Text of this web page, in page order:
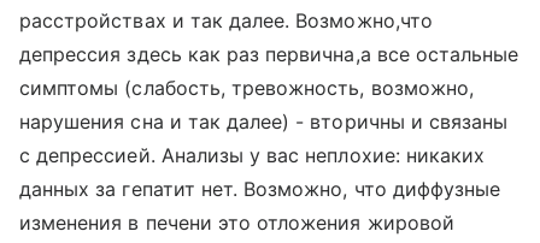
расстройствах и так далее. Возможно,что
депрессия здесь как раз первична,а все остальные
симптомы (слабость, тревожность, возможно,
нарушения сна и так далее) - вторичны и связаны
с депрессией. Анализы у вас неплохие: никаких
данных за гепатит нет. Возможно, что диффузные
изменения в печени это отложения жировой